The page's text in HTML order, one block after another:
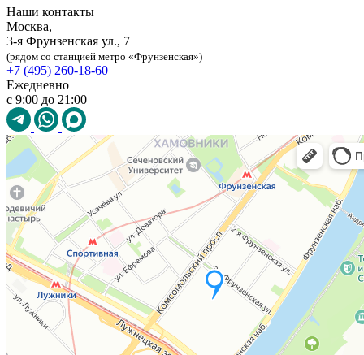
Наши контакты
Москва,
3-я Фрунзенская ул., 7
(рядом со станцией метро «Фрунзенская»)
+7 (495) 260-18-60
Ежедневно
с 9:00 до 21:00